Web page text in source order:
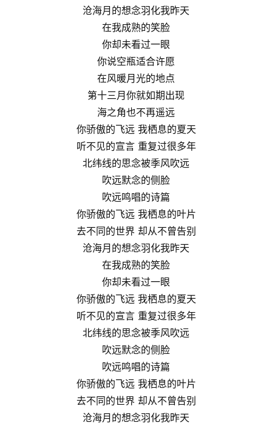
沧海月的想念羽化我昨天
在我成熟的笑脸
你却未看过一眼
你说空瓶适合许愿
在风暖月光的地点
第十三月你就如期出现
海之角也不再遥远
你骄傲的飞远 我栖息的夏天
听不见的宣言 重复过很多年
北纬线的思念被季风吹远
吹远默念的侧脸
吹远鸣唱的诗篇
你骄傲的飞远 我栖息的叶片
去不同的世界 却从不曾告别
沧海月的想念羽化我昨天
在我成熟的笑脸
你却未看过一眼
你骄傲的飞远 我栖息的夏天
听不见的宣言 重复过很多年
北纬线的思念被季风吹远
吹远默念的侧脸
吹远鸣唱的诗篇
你骄傲的飞远 我栖息的叶片
去不同的世界 却从不曾告别
沧海月的想念羽化我昨天